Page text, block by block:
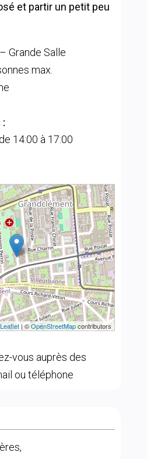
et partir un petit peu
Grande Salle
max.
14:00 à 17:00
Leaflet | ©OpenStreetMapcontributors
vous auprès des
ou téléphone